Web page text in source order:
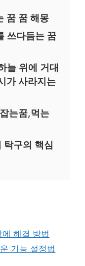
꿈 꿈 해몽
쓰다듬는 꿈
늘 위에 거대
가 사라지는
는꿈,먹는
탁구의 핵심
해결 방법
기능 설정법